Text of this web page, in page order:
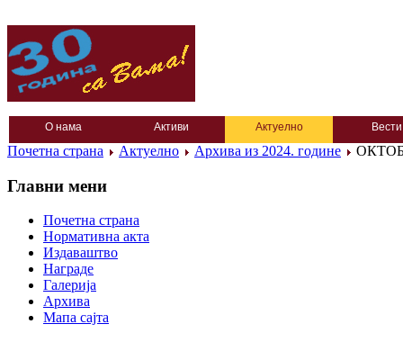
О нама Активи Актуелно Вести
Почетна страна Актуелно Архива из 2024. године
Главни мени
Почетна страна
Нормативна акта
Издаваштво
Награде
Галерија
Архива
Мапа сајта